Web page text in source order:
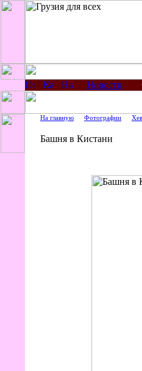
Новости
На главную Фотографии
Башня в Кистани